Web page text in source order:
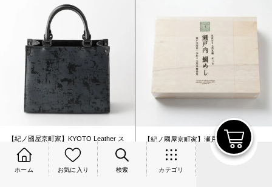
ホーム お気に入り 検索 カテゴリ
【紀ノ國屋京町家】KYOTO Leather ス
クエアバッグ ブラック
¥ 110,000 （税込）
【紀ノ國屋京町家】瀬戸内鯛めし